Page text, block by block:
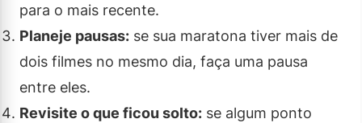
para o mais recente.
Planeje pausas: se sua maratona tiver mais de
dois filmes no mesmo dia, faça uma pausa
entre eles.
Revisite o que ficou solto: se algum ponto